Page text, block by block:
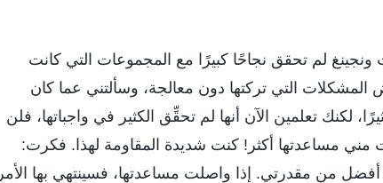
لم تحقق نجاحًا كبيرًا مع المجموعات التي كانت
التي تركتها دون معالجة، وسألتني عما كان
لكنك تعلمين الآن أنها لم تحقِّق الكثير في واجباتها، فلن
مني مساعدتها أكثر! كنت شديدة المقاومة لهذا. فكرت:
من مقدرتي. إذا واصلت مساعدتها، فسينتهي بها الأمر